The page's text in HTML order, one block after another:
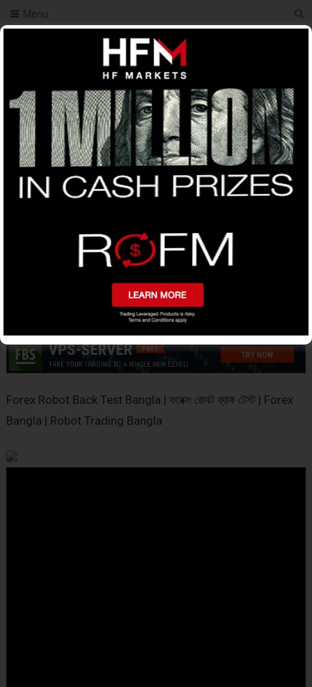
Menu
You Are Here Home অ্যানালাইসিস ফরেক্স রোবট ব্যাক টেস্ট বিস্তারিত
Forex Robot Back Test Bangla | ফরেক্স রোবট ব্যাক টেস্ট | Forex
Bangla | Robot Trading Bangla